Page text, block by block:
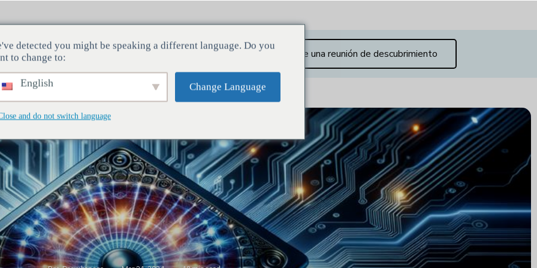
Servicios Reserve una reunión de descubrimiento
detected you might be speaking a different language. Do you
to change to:
English Change Language
and do not switch language